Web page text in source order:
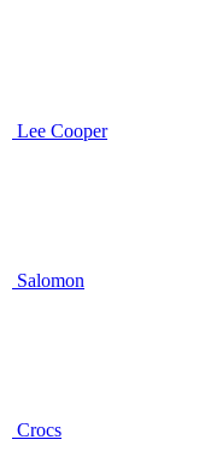
Lee Cooper
Salomon
Crocs